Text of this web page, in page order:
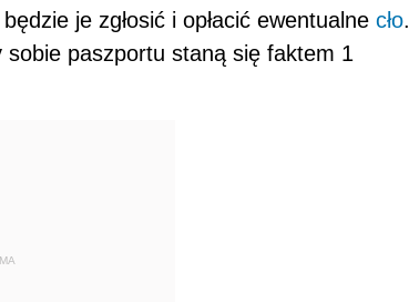
je zgłosić i opłacić ewentualne cło.
paszportu staną się faktem 1